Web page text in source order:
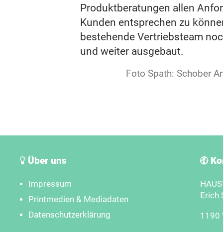
Produktberatungen allen
Kunden entsprechen zu
bestehende Vertriebsteam
und weiter ausgebaut.
Foto Spath: Schober
Über uns
Impressum
Printmedien & Mediadaten
Datenschutzerklärung
Erich
1190